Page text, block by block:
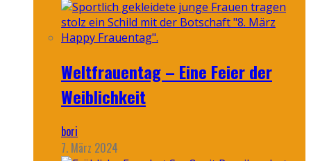
Weltfrauentag – Eine Feier der
Weiblichkeit
bori
7. März 2024